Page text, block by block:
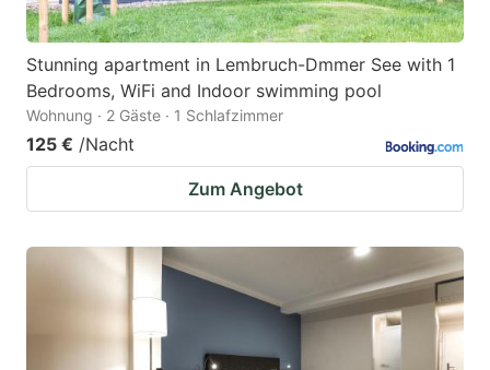
Stunning apartment in Lembruch-Dmmer See with 1
Bedrooms, WiFi and Indoor swimming pool
Wohnung · 2 Gäste · 1 Schlafzimmer
125 € /Nacht
Zum Angebot